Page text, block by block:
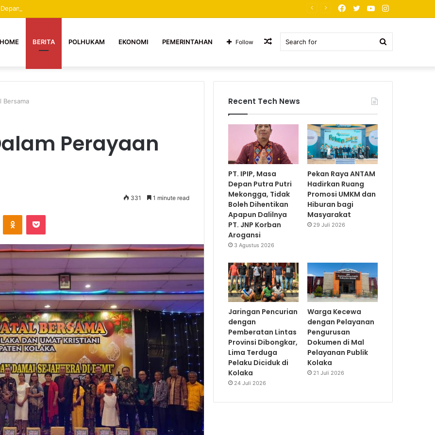
Depan Putra Putri Mekongga, Tidak Boleh Dihentikan Apapun Dalilnya PT. JNP Korban Arogansi YouTube
Twitter
Facebook
HOME BERITA POLHUKAM EKONOMI PEMERINTAHAN Random
Follow
Bersama
Perayaan
331 1 minute read
Recent Tech News
PT. IPIP, Masa
Depan Putra Putri
Mekongga, Tidak
Boleh Dihentikan
Apapun Dalilnya
PT. JNP Korban
Arogansi
3 Agustus 2026
Pekan Raya ANTAM
Hadirkan Ruang
Promosi UMKM dan
Hiburan bagi
Masyarakat
29 Juli 2026
Jaringan Pencurian
dengan
Pemberatan Lintas
Provinsi Dibongkar,
Lima Terduga
Pelaku Diciduk di
Kolaka
24 Juli 2026
Warga Kecewa
dengan Pelayanan
Pengurusan
Dokumen di Mal
Pelayanan Publik
Kolaka
21 Juli 2026